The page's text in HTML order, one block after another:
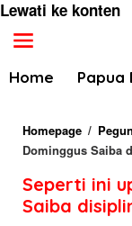
Lewati ke konten
Home Papua
Homepage /
Dominggus Saiba
Seperti ini
Saiba